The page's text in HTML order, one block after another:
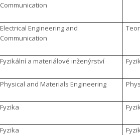
Communication
Electrical Engineering and
Communication
Fyzikální a materiálové inženýrství
Physical and Materials Engineering
Fyzika
Fyzika